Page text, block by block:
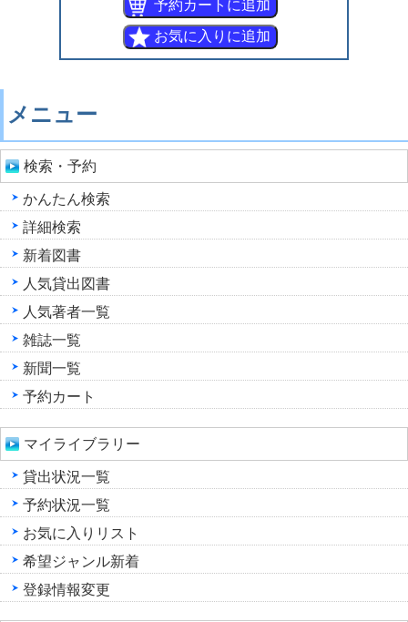
メニュー
検索・予約
かんたん検索
詳細検索
新着図書
人気貸出図書
人気著者一覧
雑誌一覧
新聞一覧
予約カート
マイライブラリー
貸出状況一覧
予約状況一覧
お気に入りリスト
希望ジャンル新着
登録情報変更